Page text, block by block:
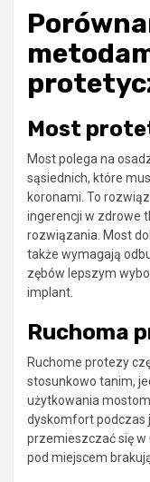
Most
Most polega na
sąsiednich, które
koronami. To
ingerencji w zdrowe
rozwiązania. Most
także wymagają
zębów lepszym
implant.
Ruchoma
Ruchome protezy
stosunkowo tanim,
użytkowania
dyskomfort podczas
przemieszczać się
pod miejscem